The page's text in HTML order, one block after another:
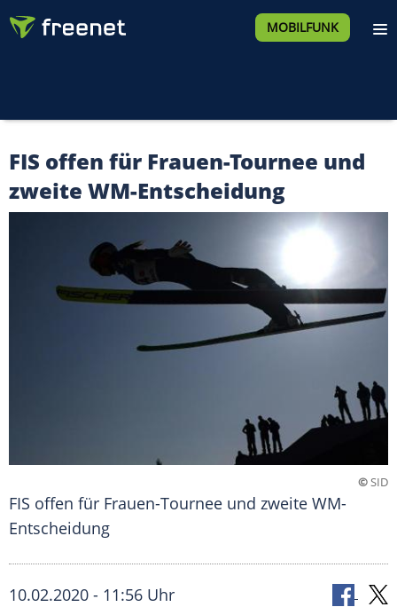
MOBILFUNK
FIS offen für Frauen-Tournee und
zweite WM-Entscheidung
©SID
FIS offen für Frauen-Tournee und zweite WM-
Entscheidung
10.02.2020 - 11:56 Uhr